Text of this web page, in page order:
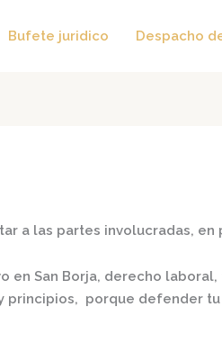
Bufete juridico Despacho
a las partes involucradas,
en San Borja, derecho laboral,
porque defender